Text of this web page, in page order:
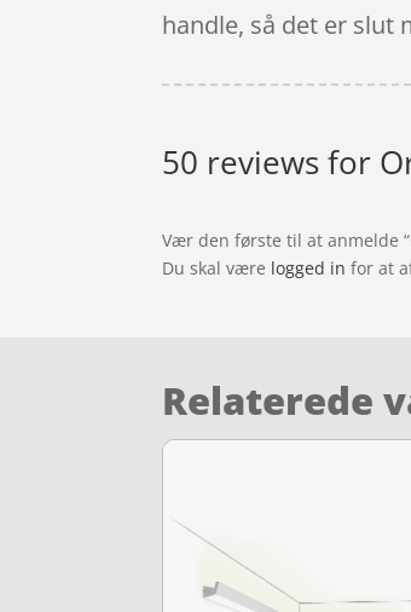
handle, så det er slut
50 reviews for
Vær den første til at anmelde
Du skal være logged in for at
Relaterede